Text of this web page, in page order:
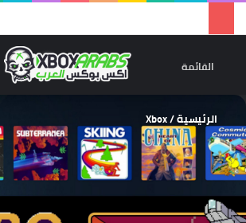
القائمة
الرئيسية/
Xbox